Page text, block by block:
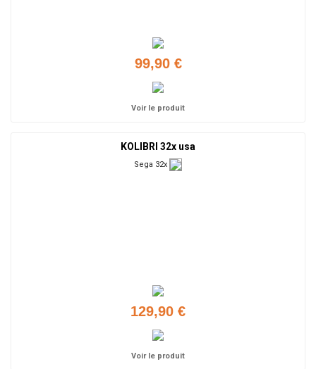
99,90 €
Voir le produit
KOLIBRI 32x usa
Sega 32x
129,90 €
Voir le produit